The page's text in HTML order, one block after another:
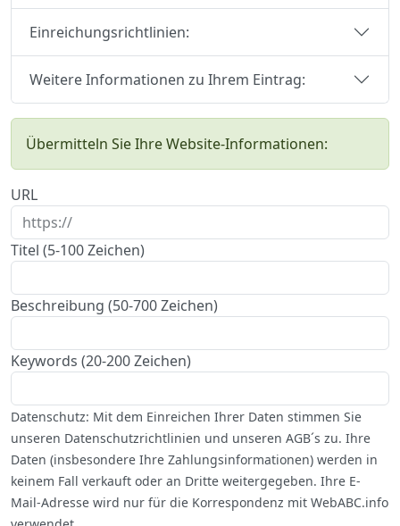
Einreichungsrichtlinien:
Weitere Informationen zu Ihrem Eintrag:
Übermitteln Sie Ihre Website-Informationen:
URL
Titel (5-100 Zeichen)
Beschreibung (50-700 Zeichen)
Keywords (20-200 Zeichen)
Datenschutz: Mit dem Einreichen Ihrer Daten stimmen Sie
unseren Datenschutzrichtlinien und unseren AGB´s zu. Ihre
Daten (insbesondere Ihre Zahlungsinformationen) werden in
keinem Fall verkauft oder an Dritte weitergegeben. Ihre E-
Mail-Adresse wird nur für die Korrespondenz mit WebABC.info